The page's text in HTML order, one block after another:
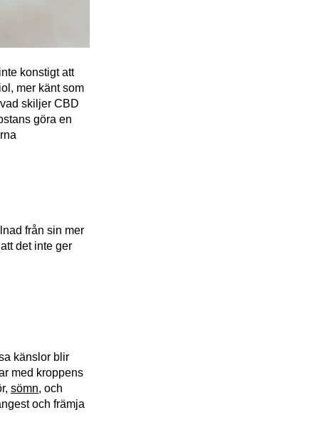
konstigt att
mer känt som
skiljer CBD
göra en
från sin mer
det inte ger
känslor blir
med kroppens
sömn, och
och främja